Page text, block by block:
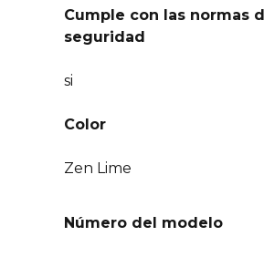
Cumple con las normas
seguridad
si
Color
Zen Lime
Número del modelo